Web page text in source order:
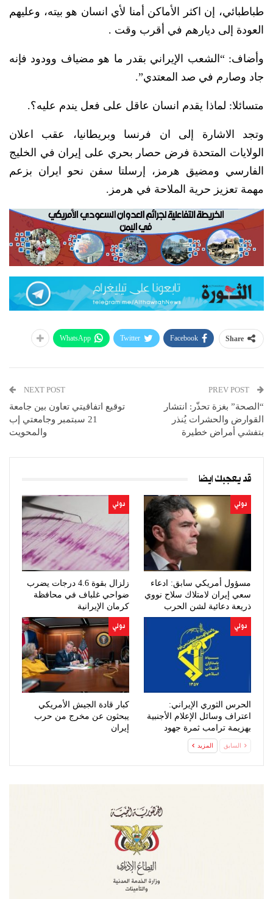
طباطبائي، إن اكثر الأماكن أمنا لأي انسان هو بيته، وعليهم
العودة إلى ديارهم في أقرب وقت .
وأضاف: “الشعب الإيراني بقدر ما هو مضياف وودود فإنه
جاد وصارم في صد المعتدي”.
متسائلا: لماذا يقدم انسان عاقل على فعل يندم عليه؟.
وتجد الاشارة إلى ان فرنسا وبريطانيا، عقب اعلان
الولايات المتحدة فرض حصار بحري على إيران في الخليج
الفارسي ومضيق هرمز، إرسلتا سفن نحو ايران بزعم
مهمة تعزيز حرية الملاحة في هرمز.
Share
Facebook
Twitter
WhatsApp
“الصحة” بغزة تحذّر: انتشار
القوارض والحشرات يُنذر
بتفشي أمراض خطيرة
NEXT POST
توقيع اتفاقيتي تعاون بين جامعة
21 سبتمبر وجامعتي إب
والمحويت
قد يعجبك ايضا
دولي
مسؤول أمريكي سابق: ادعاء
سعي إيران لامتلاك سلاح نووي
ذريعة دعائية لشن الحرب
دولي
زلزال بقوة 4.6 درجات يضرب
ضواحي غلباف في محافظة
كرمان الإيرانية
دولي
الحرس الثوري الإيراني:
اعتراف وسائل الإعلام الأجنبية
بهزيمة ترامب ثمرة جهود
دولي
كبار قادة الجيش الأمريكي
يبحثون عن مخرج من حرب
إيران
السابق المزيد